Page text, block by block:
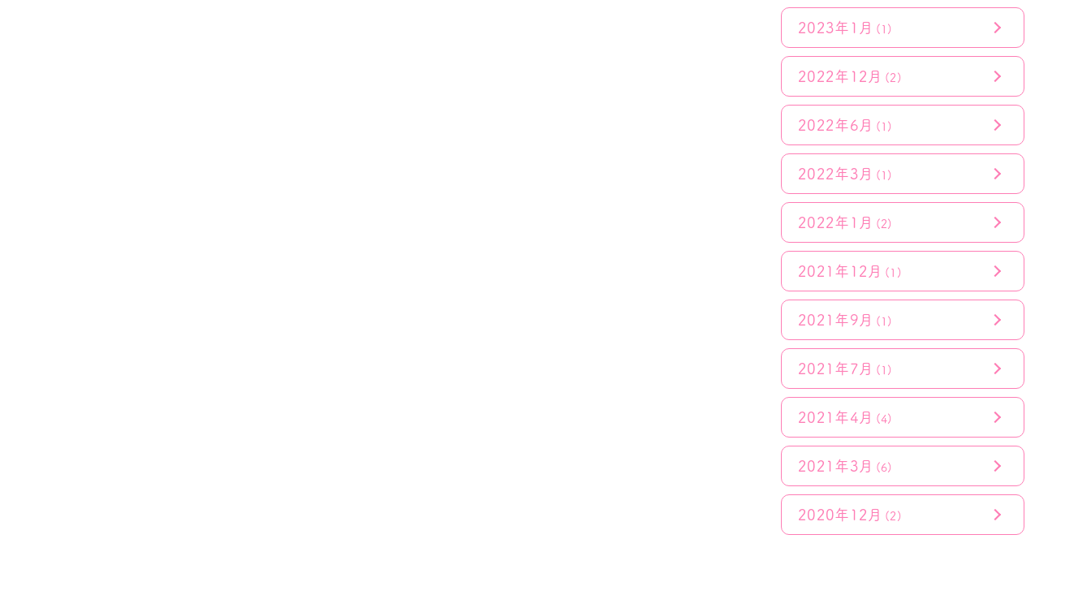
2023年1月 (1)
2022年12月 (2)
2022年6月 (1)
2022年3月 (1)
2022年1月 (2)
2021年12月 (1)
2021年9月 (1)
2021年7月 (1)
2021年4月 (4)
2021年3月 (6)
2020年12月 (2)